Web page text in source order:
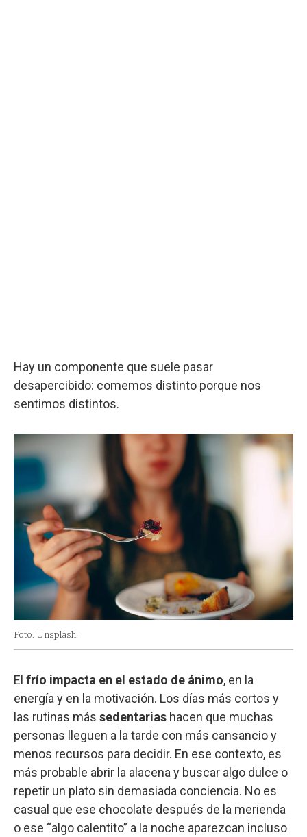
Hay un componente que suele pasar
desapercibido: comemos distinto porque nos
sentimos distintos.
Foto: Unsplash.
El frío impacta en el estado de ánimo, en la
energía y en la motivación. Los días más cortos y
las rutinas más sedentarias hacen que muchas
personas lleguen a la tarde con más cansancio y
menos recursos para decidir. En ese contexto, es
más probable abrir la alacena y buscar algo dulce o
repetir un plato sin demasiada conciencia. No es
casual que ese chocolate después de la merienda
o ese “algo calentito” a la noche aparezcan incluso